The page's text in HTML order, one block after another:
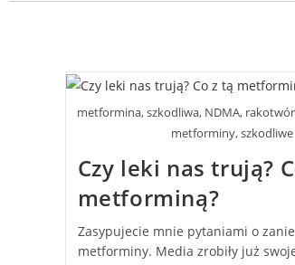
metformina, szkodliwa, NDMA,
metforminy,
Czy leki nas trują?
metforminą?
Zasypujecie mnie pytaniami o
metforminy. Media zrobiły już